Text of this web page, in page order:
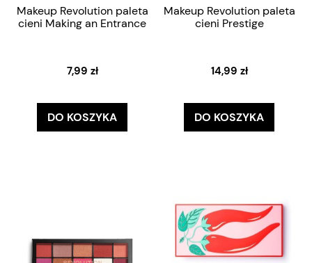
Makeup Revolution paleta
cieni Making an Entrance
7,99 zł
DO KOSZYKA
Makeup Revolution paleta
cieni Prestige
14,99 zł
DO KOSZYKA